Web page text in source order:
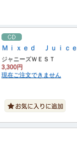
Ｍｉｘｅｄ Ｊｕｉｃｅ
ジャニーズＷＥＳＴ
3,300円
現在ご注文できません